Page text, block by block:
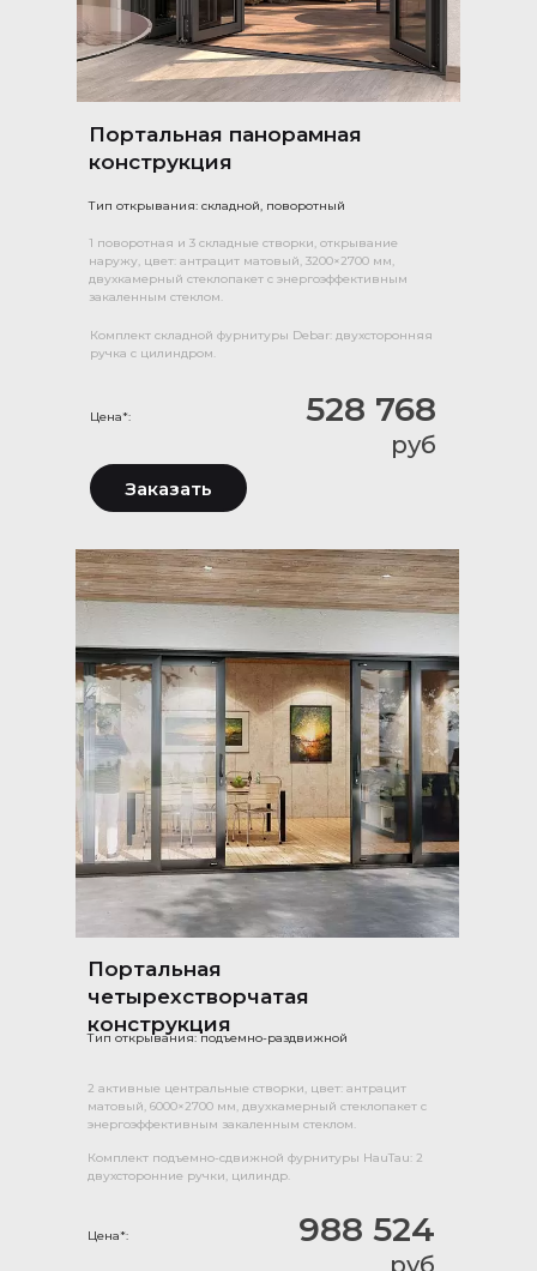
Портальная панорамная
конструкция
Тип открывания: складной, поворотный
528 768
руб
Цена*:
1 поворотная и 3 складные створки, открывание
наружу, цвет: антрацит матовый, 3200×2700 мм,
двухкамерный стеклопакет с энергоэффективным
закаленным стеклом.
Комплект складной фурнитуры Debar: двухсторонняя
ручка с цилиндром.
Заказать
Портальная
четырехстворчатая
конструкция
Тип открывания: подъемно-раздвижной
Цена*:
2 активные центральные створки, цвет: антрацит
матовый, 6000×2700 мм, двухкамерный стеклопакет с
энергоэффективным закаленным стеклом.
Комплект подъемно-сдвижной фурнитуры HauTau: 2
двухсторонние ручки, цилиндр.
988 524
руб